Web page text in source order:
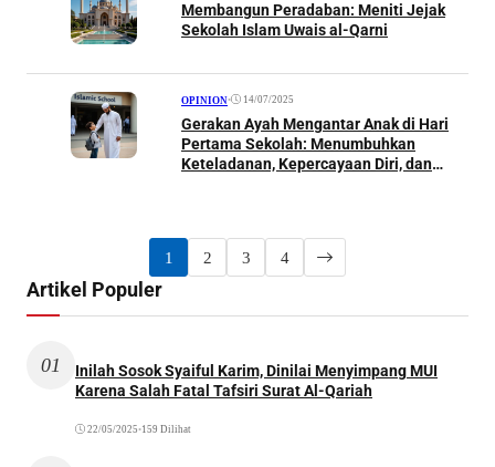
Membangun Peradaban: Meniti Jejak
Sekolah Islam Uwais al-Qarni
OPINION• 14/07/2025
Gerakan Ayah Mengantar Anak di Hari
Pertama Sekolah: Menumbuhkan
Keteladanan, Kepercayaan Diri, dan
1 2 3 4
Artikel Populer
01
Inilah Sosok Syaiful Karim, Dinilai Menyimpang MUI
Karena Salah Fatal Tafsiri Surat Al-Qariah
22/05/2025 •159 Dilihat